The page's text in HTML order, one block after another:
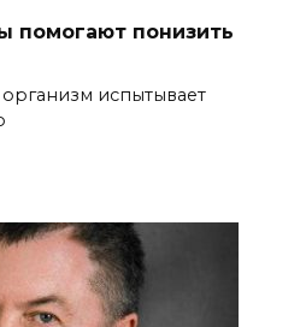
помогают понизить
испытывает